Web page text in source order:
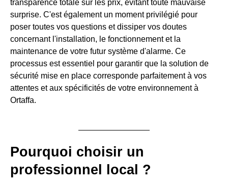
transparence totale sur les prix, évitant toute mauvaise
surprise. C'est également un moment privilégié pour
poser toutes vos questions et dissiper vos doutes
concernant l'installation, le fonctionnement et la
maintenance de votre futur système d'alarme. Ce
processus est essentiel pour garantir que la solution de
sécurité mise en place corresponde parfaitement à vos
attentes et aux spécificités de votre environnement à
Ortaffa.
Pourquoi choisir un
professionnel local ?